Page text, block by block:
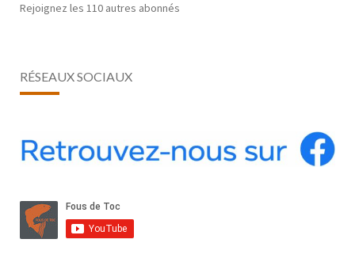
Rejoignez les 110 autres abonnés
RÉSEAUX SOCIAUX